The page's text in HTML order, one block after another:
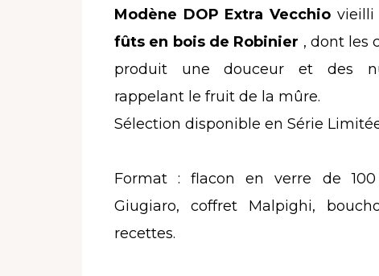
Modène DOP Extra Vecchiovieilli
fûts en bois de Robinier , dont les
produit une douceur et des
rappelant le fruit de la mûre.
Sélection disponible en Série
Format : flacon en verre de
Giugiaro, coffret Malpighi,
recettes.